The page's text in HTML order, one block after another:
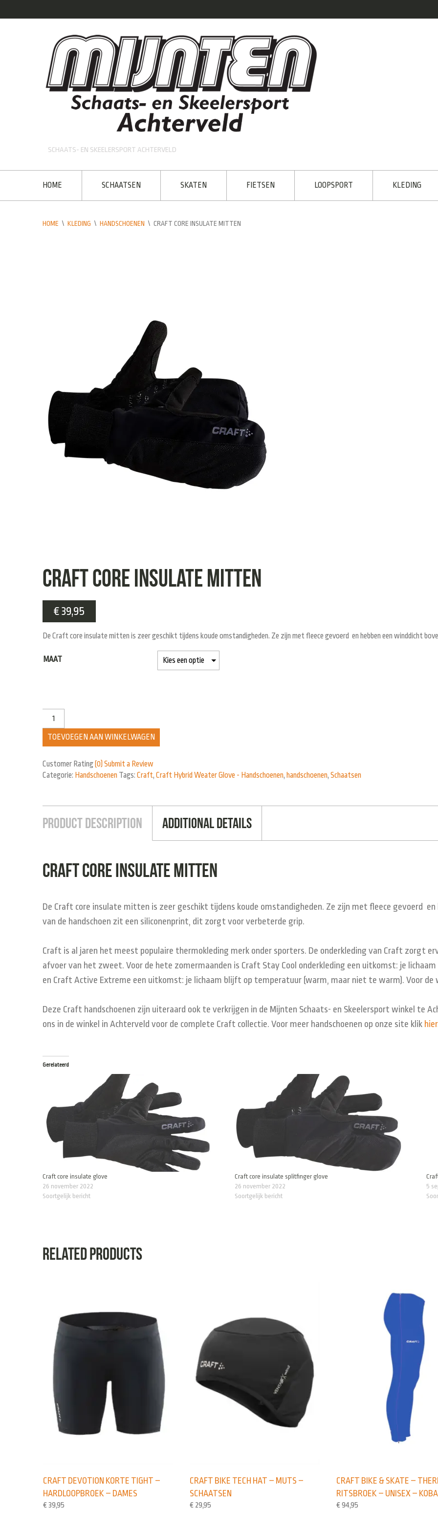
SCHAATS- EN SKEELERSPORT ACHTERVELD
HOME SCHAATSEN SKATEN FIETSEN LOOPSPORT KLEDING
HOME \ KLEDING \ HANDSCHOENEN \ CRAFT CORE INSULATE MITTEN
Craft core insulate mitten
€39,95
De Craft core insulate mitten is zeer geschikt tijdens koude omstandigheden. Ze zijn met fleece gevoerd en hebben een winddicht
MAAT
TOEVOEGEN AAN WINKELWAGEN
Customer Rating (0) Submit a Review
Categorie: Handschoenen Tags: Craft, Craft Hybrid Weater Glove - Handschoenen, handschoenen, Schaatsen
Product Description Additional Details
Craft core insulate mitten
De Craft core insulate mitten is zeer geschikt tijdens koude omstandigheden. Ze zijn met fleece gevoerd en
van de handschoen zit een siliconenprint, dit zorgt voor verbeterde grip.
Craft is al jaren het meest populaire thermokleding merk onder sporters. De onderkleding van Craft zorgt
afvoer van het zweet. Voor de hete zomermaanden is Craft Stay Cool onderkleding een uitkomst: je
en Craft Active Extreme een uitkomst: je lichaam blijft op temperatuur (warm, maar niet te warm). Voor
Deze Craft handschoenen zijn uiteraard ook te verkrijgen in de Mijnten Schaats- en Skeelersport winkel te
ons in de winkel in Achterveld voor de complete Craft collectie. Voor meer handschoenen op onze site klik hier
Gerelateerd
Craft core insulate glove
26 november 2022
Soortgelijk bericht
Craft core insulate splitfinger glove
26 november 2022
Soortgelijk bericht
5
Related products
CRAFT DEVOTION KORTE TIGHT –
HARDLOOPBROEK – DAMES
€ 39,95
CRAFT BIKE TECH HAT – MUTS –
SCHAATSEN
€ 29,95
CRAFT BIKE & SKATE –
RITSBROEK – UNISEX –
€ 94,95